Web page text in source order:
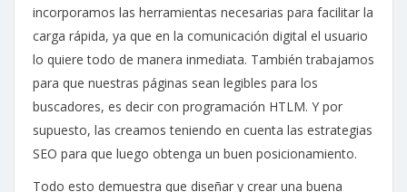
incorporamos las herramientas necesarias para facilitar la
carga rápida, ya que en la comunicación digital el usuario
lo quiere todo de manera inmediata. También trabajamos
para que nuestras páginas sean legibles para los
buscadores, es decir con programación HTLM. Y por
supuesto, las creamos teniendo en cuenta las estrategias
SEO para que luego obtenga un buen posicionamiento.
Todo esto demuestra que diseñar y crear una buena